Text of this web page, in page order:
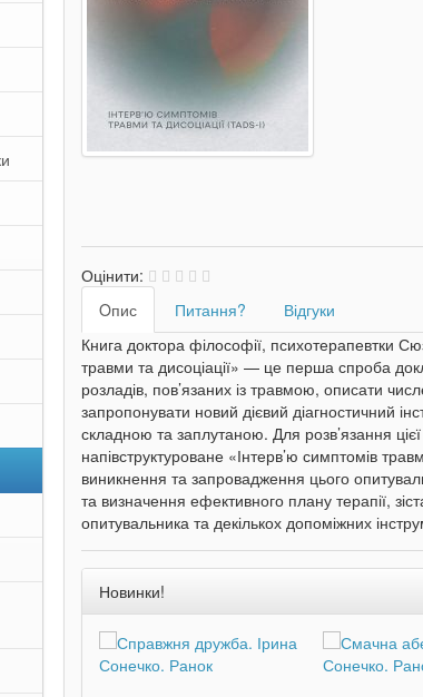
Оцінити:
Oпис
Питання?
Відгуки
Книга доктора філософії, психотерапевтки
травми та дисоціації» — це перша спроба
розладів, пов’язаних із травмою, описати
запропонувати новий дієвий діагностичний
складною та заплутаною. Для розв’язання
напівструктуроване «Інтерв’ю симптомів
виникнення та запровадження цього
та визначення ефективного плану терапії,
опитувальника та декількох допоміжних
Новинки!